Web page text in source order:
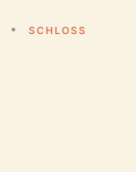
SCHLOSS